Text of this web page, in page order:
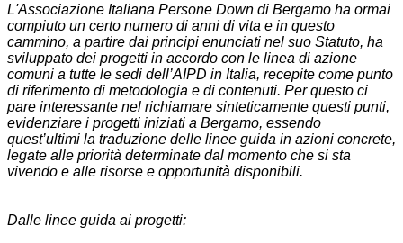
L'Associazione Italiana Persone Down di Bergamo ha ormai
compiuto un certo numero di anni di vita e in questo
cammino, a partire dai principi enunciati nel suo Statuto, ha
sviluppato dei progetti in accordo con le linea di azione
comuni a tutte le sedi dell’AIPD in Italia, recepite come punto
di riferimento di metodologia e di contenuti. Per questo ci
pare interessante nel richiamare sinteticamente questi punti,
evidenziare i progetti iniziati a Bergamo, essendo
quest’ultimi la traduzione delle linee guida in azioni concrete,
legate alle priorità determinate dal momento che si sta
vivendo e alle risorse e opportunità disponibili.
Dalle linee guida ai progetti: